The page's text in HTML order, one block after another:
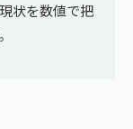
状を数値で把